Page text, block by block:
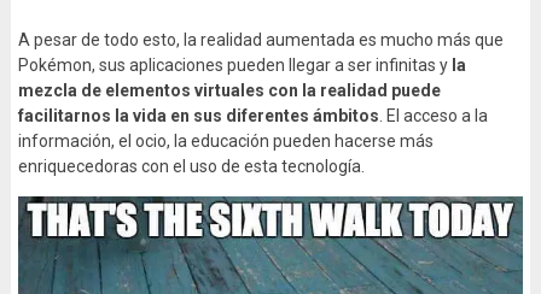
A pesar de todo esto, la realidad aumentada es mucho más que
Pokémon, sus aplicaciones pueden llegar a ser infinitas yla
mezcla de elementos virtuales con la realidad puede
facilitarnos la vida en sus diferentes ámbitos. El acceso a la
información, el ocio, la educación pueden hacerse más
enriquecedoras con el uso de esta tecnología.